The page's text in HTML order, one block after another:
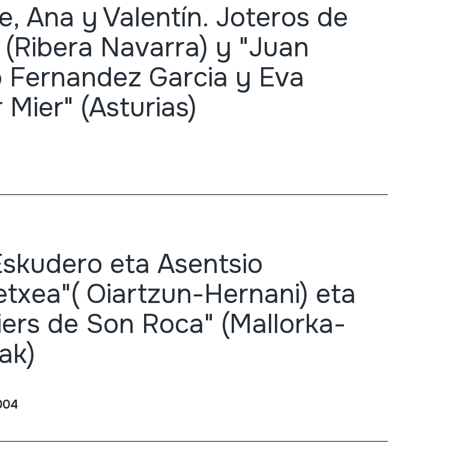
Ana y Valentín. Joteros de
(Ribera Navarra) y "Juan
Garcia y Eva
Mier" (Asturias)
eta Asentsio
Oiartzun-Hernani) eta
de Son Roca" (Mallorka-